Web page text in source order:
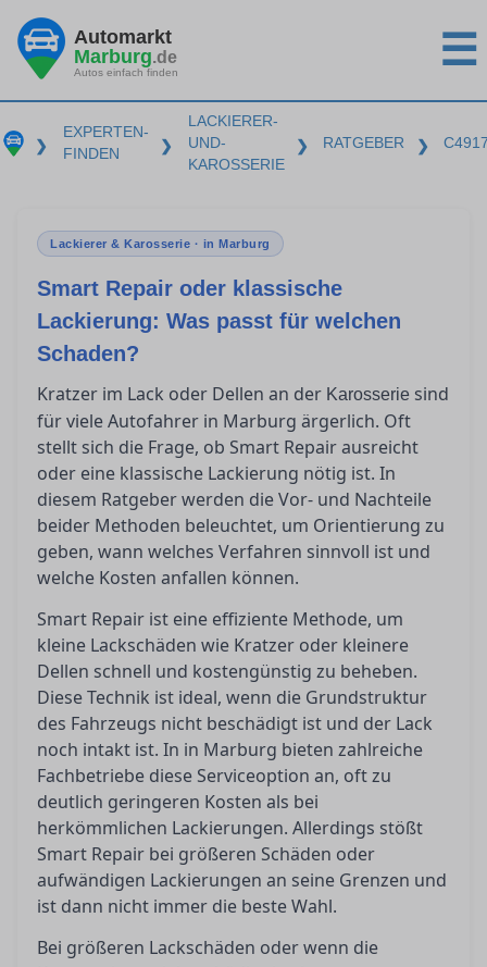
Automarkt
Marburg.de
Autos einfach finden ☰
❯
EXPERTEN-
FINDEN
❯
LACKIERER-
UND-
KAROSSERIE
❯ RATGEBER ❯
Lackierer & Karosserie · in Marburg
Smart Repair oder klassische
Lackierung: Was passt für welchen
Schaden?
Kratzer im Lack oder Dellen an der Karosserie sind
für viele Autofahrer in Marburg ärgerlich. Oft
stellt sich die Frage, ob Smart Repair ausreicht
oder eine klassische Lackierung nötig ist. In
diesem Ratgeber werden die Vor- und Nachteile
beider Methoden beleuchtet, um Orientierung zu
geben, wann welches Verfahren sinnvoll ist und
welche Kosten anfallen können.
Smart Repair ist eine effiziente Methode, um
kleine Lackschäden wie Kratzer oder kleinere
Dellen schnell und kostengünstig zu beheben.
Diese Technik ist ideal, wenn die Grundstruktur
des Fahrzeugs nicht beschädigt ist und der Lack
noch intakt ist. In in Marburg bieten zahlreiche
Fachbetriebe diese Serviceoption an, oft zu
deutlich geringeren Kosten als bei
herkömmlichen Lackierungen. Allerdings stößt
Smart Repair bei größeren Schäden oder
aufwändigen Lackierungen an seine Grenzen und
ist dann nicht immer die beste Wahl.
Bei größeren Lackschäden oder wenn die